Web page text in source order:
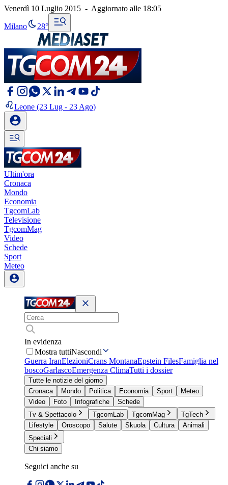
Venerdì 10 Luglio 2015 - Aggiornato alle 18:05
Milano 28°
Leone (23 Lug - 23 Ago)
Ultim'ora
Cronaca
Mondo
Economia
TgcomLab
Televisione
TgcomMag
Video
Schede
Sport
Meteo
In evidenza
Mostra tuttiNascondi
Guerra IranElezioniCrans MontanaEpstein FilesFamiglia nel
boscoGarlascoEmergenza ClimaTutti i dossier
Tutte le notizie del giorno
Cronaca
Mondo Politica Economia Sport
Meteo
Video
Foto Infografiche
Schede
Tv & Spettacolo
TgcomLab TgcomMag
TgTech
Lifestyle
Oroscopo Salute Skuola Cultura
Animali
Speciali
Chi siamo
Seguici anche su